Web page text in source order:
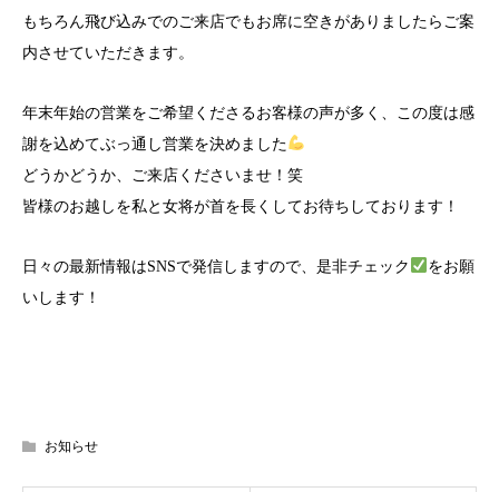
もちろん飛び込みでのご来店でもお席に空きがありましたらご案
内させていただきます。
年末年始の営業をご希望くださるお客様の声が多く、この度は感
謝を込めてぶっ通し営業を決めました
どうかどうか、ご来店くださいませ！笑
皆様のお越しを私と女将が首を長くしてお待ちしております！
日々の最新情報はSNSで発信しますので、是非チェック
をお願
いします！
お知らせ